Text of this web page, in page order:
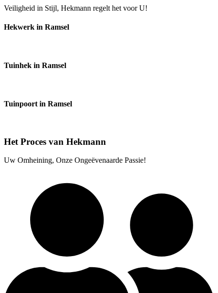
Veiligheid in Stijl, Hekmann regelt het voor U!
Hekwerk in Ramsel
Tuinhek in Ramsel
Tuinpoort in Ramsel
Het Proces van Hekmann
Uw Omheining, Onze Ongeëvenaarde Passie!